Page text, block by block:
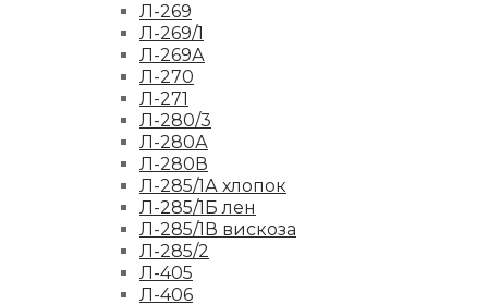
Л-269
Л-269/1
Л-269А
Л-270
Л-271
Л-280/3
Л-280А
Л-280В
Л-285/1А хлопок
Л-285/1Б лен
Л-285/1В вискоза
Л-285/2
Л-405
Л-406